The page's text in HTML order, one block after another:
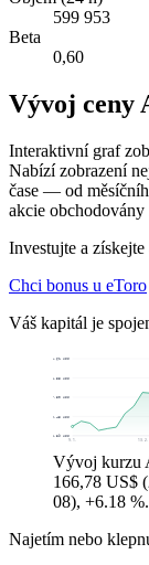
599 953
Beta
0,60
Vývoj ceny
Interaktivní graf
Nabízí zobrazení
čase — od
akcie obchodovány
Investujte a
Chci bonus u eToro
Váš kapitál je
163,39 US$
170,45 US$
177,50 US$
184,55 US$
191,61 US$
9. 1. 13. 2.
Vývoj kurzu
166,78 US$
08), +6.18 %.
Najetím nebo